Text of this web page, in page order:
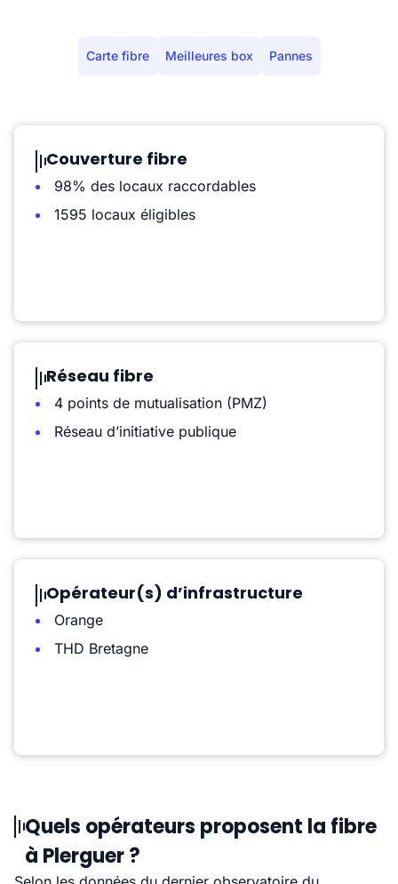
Carte fibre Meilleures box Pannes
Couverture fibre
98% des locaux raccordables
1595 locaux éligibles
Réseau fibre
4 points de mutualisation (PMZ)
Réseau d’initiative publique
Opérateur(s) d’infrastructure
Orange
THD Bretagne
Quels opérateurs proposent la fibre
à Plerguer ?